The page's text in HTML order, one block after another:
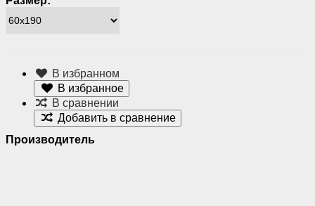
В избранном
В избранное
В сравнении
Добавить в сравнение
Производитель